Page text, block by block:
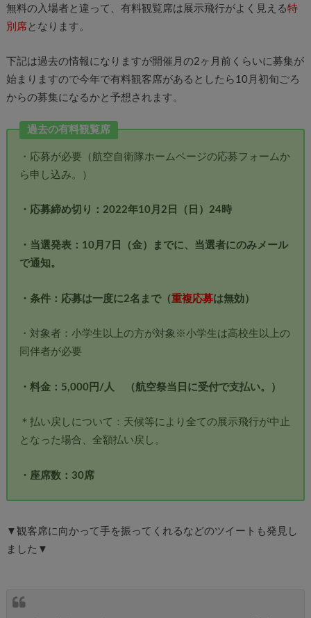
無料の入場者と違って、有料観覧席は展示飛行がよく見える特
別席となります。
下記は過去の情報になりますが開催月の2ヶ月前くらいに募集が
始まりますので今年で有料観客席があるとしたら10月初旬ごろ
からの募集になるかと予想されます。
過去の有料観覧席
・応募が必要（航空自衛隊ホームページの応募フォームか
ら申し込み。）
・応募締め切り：2022年10月2日（日）24時
・当選発表：10月7日（金）までに、当選者にのみメール
で通知。
・条件：応募は一度に2名まで（重複応募は無効）
・対象者：小学生以上の方が対象※小学生は高校生以上の
同伴者が必要
・料金：5,000円/人 （航空祭当日に受付で支払い。）
＊払い戻しについて：天候等により全ての展示飛行が中止
となった場合、全額払い戻し。
・座席数：30席
▼観客席に向かって手を振ってくれるなどのツイートも発見し
ました▼